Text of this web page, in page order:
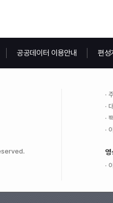
공공데이터 이용안내 편성
영